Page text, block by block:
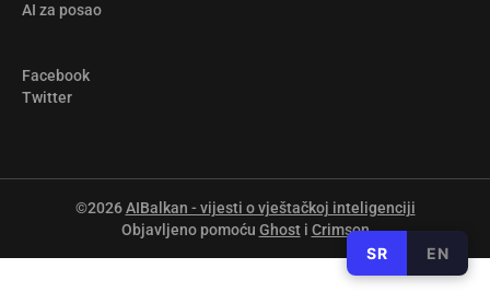
AI za posao
Facebook
Twitter
©2026AIBalkan - vijesti o vještačkoj inteligenciji
Objavljeno pomoću Ghosti Crimson
SR EN